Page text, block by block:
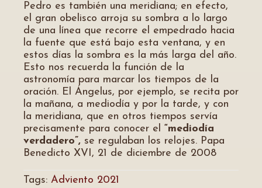
Pedro es también una meridiana; en efecto,
el gran obelisco arroja su sombra a lo largo
de una línea que recorre el empedrado hacia
la fuente que está bajo esta ventana, y en
estos días la sombra es la más larga del año.
Esto nos recuerda la función de la
astronomía para marcar los tiempos de la
oración. El Ángelus, por ejemplo, se recita por
la mañana, a mediodía y por la tarde, y con
la meridiana, que en otros tiempos servía
precisamente para conocer el “mediodía
verdadero”, se regulaban los relojes. Papa
Benedicto XVI, 21 de diciembre de 2008
Tags: Adviento 2021